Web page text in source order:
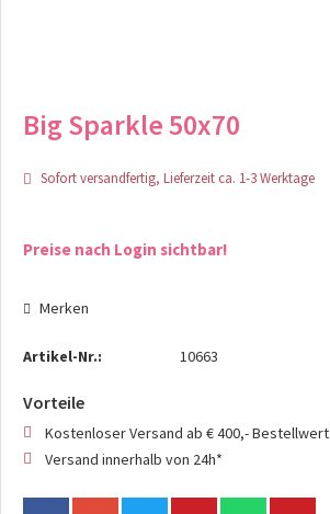
Big Sparkle 50x70
Sofort versandfertig, Lieferzeit ca. 1-3 Werktage
Preise nach Login sichtbar!
Merken
Artikel-Nr.: 10663
Vorteile
Kostenloser Versand ab € 400,- Bestellwert
Versand innerhalb von 24h*